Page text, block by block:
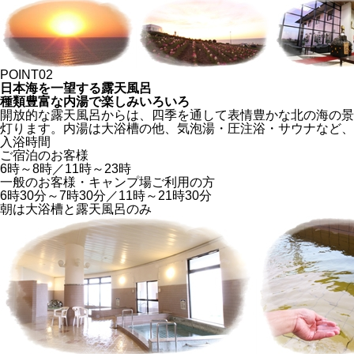
POINT03
日本有数の好漁場
初山別特産の海の幸を堪能
地元漁港で水揚げされた新鮮な海産物をご提供！お料理重視
に、うまみや食感に優れたエビ・タコ・イカ・フグは村の特
営業時間
夕食
17時-20時（ラストオーダー19時15分）
朝食
7時30分～（※夏期7/1-8/31は7時～）